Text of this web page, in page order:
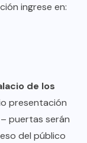
ingrese en:
de los
presentación
puertas serán
del público